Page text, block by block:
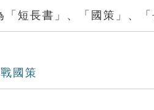
短長書」、「國策」、「
國策